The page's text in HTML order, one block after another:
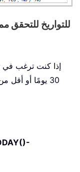
إذا كنت ترغب في